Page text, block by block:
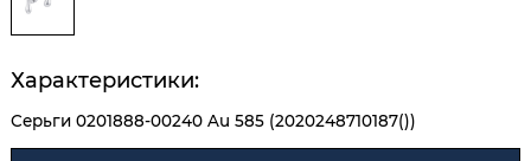
Характеристики:
Серьги 0201888-00240 Au 585 (2020248710187())